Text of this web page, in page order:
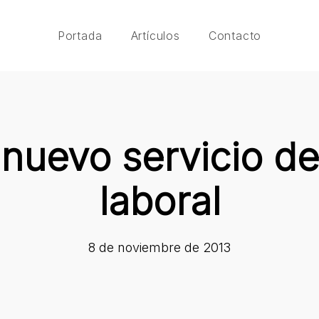
Portada Artículos Contacto
servicio
laboral
8 de noviembre de 2013